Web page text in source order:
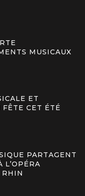
MUSICAUX
ET
FÊTE CET ÉTÉ
PARTAGENT
L’OPÉRA